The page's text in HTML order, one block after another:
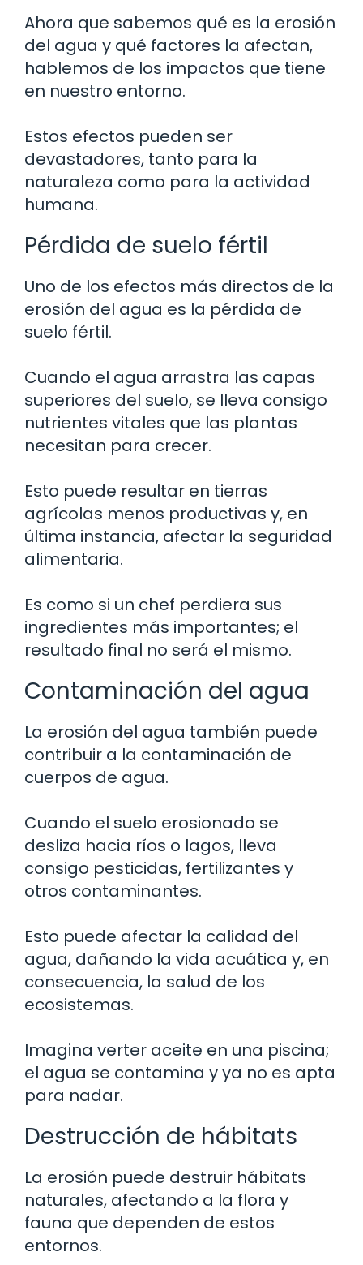
Ahora que sabemos qué es la erosión
del agua y qué factores la afectan,
hablemos de los impactos que tiene
en nuestro entorno.
Estos efectos pueden ser
devastadores, tanto para la
naturaleza como para la actividad
humana.
Pérdida de suelo fértil
Uno de los efectos más directos de la
erosión del agua es la pérdida de
suelo fértil.
Cuando el agua arrastra las capas
superiores del suelo, se lleva consigo
nutrientes vitales que las plantas
necesitan para crecer.
Esto puede resultar en tierras
agrícolas menos productivas y, en
última instancia, afectar la seguridad
alimentaria.
Es como si un chef perdiera sus
ingredientes más importantes; el
resultado final no será el mismo.
Contaminación del agua
La erosión del agua también puede
contribuir a la contaminación de
cuerpos de agua.
Cuando el suelo erosionado se
desliza hacia ríos o lagos, lleva
consigo pesticidas, fertilizantes y
otros contaminantes.
Esto puede afectar la calidad del
agua, dañando la vida acuática y, en
consecuencia, la salud de los
ecosistemas.
Imagina verter aceite en una piscina;
el agua se contamina y ya no es apta
para nadar.
Destrucción de hábitats
La erosión puede destruir hábitats
naturales, afectando a la flora y
fauna que dependen de estos
entornos.